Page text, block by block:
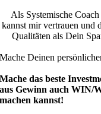
Als Systemische
kannst mir vertrauen und
Qualitäten als Dein
Mache Deinen
Mache das beste
aus Gewinn auch WIN/
machen kannst!